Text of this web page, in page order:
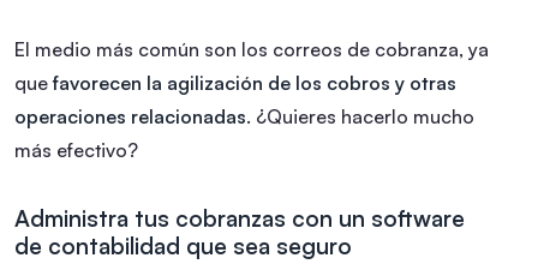
El medio más común son los correos de cobranza, ya
quefavorecen la agilización de los cobros y otras
operaciones relacionadas. ¿Quieres hacerlo mucho
más efectivo?
Administra tus cobranzas con un software
de contabilidad que sea seguro